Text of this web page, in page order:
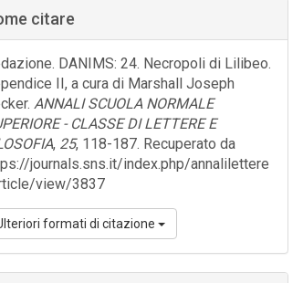
citare
DANIMS: 24. Necropoli di Lilibeo.
II, a cura di Marshall Joseph
ANNALI SCUOLA NORMALE
- CLASSE DI LETTERE E
, 25, 118-187. Recuperato da
journals.sns.it/index.php/annalilettere
view/3837
formati di citazione